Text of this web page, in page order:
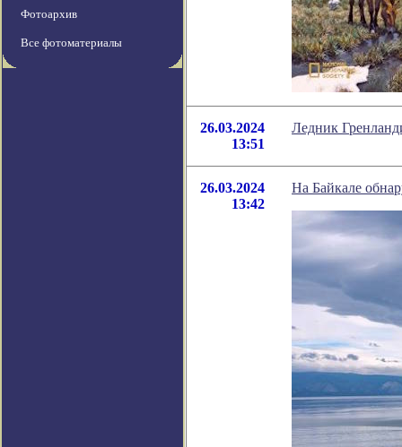
Фотоархив
Все фотоматериалы
26.03.2024
13:51
Ледник
26.03.2024
13:42
На Байкале